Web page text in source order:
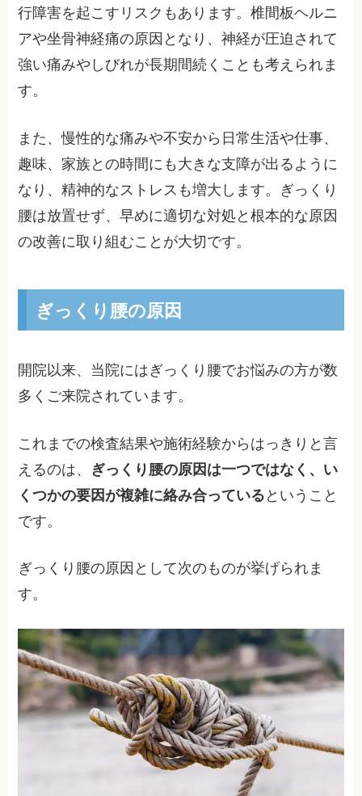
行障害を起こすリスクもあります。椎間板ヘルニ
アや坐骨神経痛の原因となり、神経が圧迫されて
強い痛みやしびれが長期間続くことも考えられま
す。
また、慢性的な痛みや不安から日常生活や仕事、
趣味、家族との時間にも大きな支障が出るように
なり、精神的なストレスも増大します。ぎっくり
腰は放置せず、早めに適切な対処と根本的な原因
の改善に取り組むことが大切です。
ぎっくり腰の原因
開院以来、当院にはぎっくり腰でお悩みの方が数
多くご来院されています。
これまでの検査結果や施術経験からはっきりと言
えるのは、 ぎっくり腰の原因は一つではなく、い
くつかの要因が複雑に絡み合っている ということ
です。
ぎっくり腰の原因として次のものが挙げられま
す。